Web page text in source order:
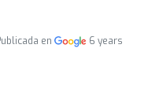
en
6 years